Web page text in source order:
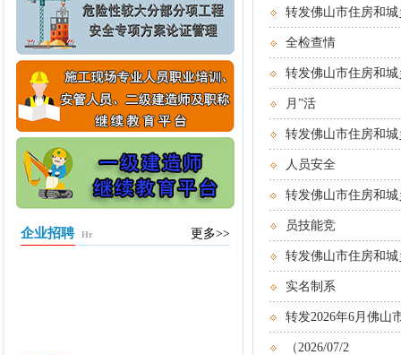
企业招聘 Hr 更多>>
转发佛山市住房和
全检查情
转发佛山市住房和
月”活
转发佛山市住房和
人员安全
转发佛山市住房和
员技能竞
转发佛山市住房和
实名制系
转发2026年6月佛山
（2026/07/2